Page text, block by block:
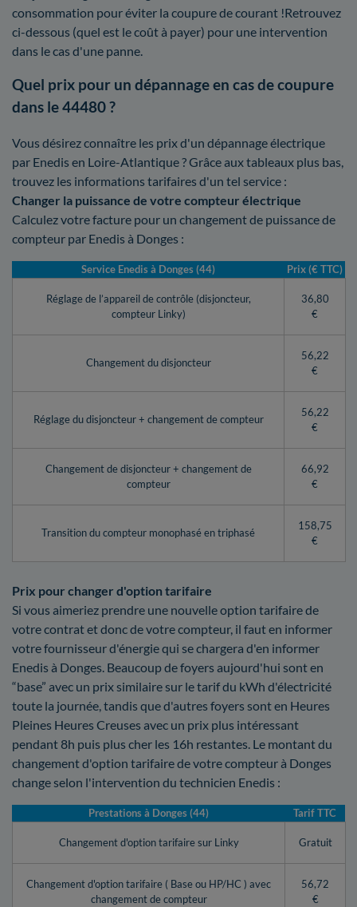
consommation pour éviter la coupure de courant !Retrouvez
ci-dessous (quel est le coût à payer) pour une intervention
dans le cas d'une panne.
Quel prix pour un dépannage en cas de coupure
dans le 44480 ?
Vous désirez connaître les prix d'un dépannage électrique
par Enedis en Loire-Atlantique ? Grâce aux tableaux plus bas,
trouvez les informations tarifaires d'un tel service :
Changer la puissance de votre compteur électrique
Calculez votre facture pour un changement de puissance de
compteur par Enedis à Donges :
Service Enedis à Donges (44) Prix (€ TTC)
Réglage de l’appareil de contrôle (disjoncteur,
compteur Linky)
36,80
€
Changement du disjoncteur
56,22
€
Réglage du disjoncteur + changement de compteur
56,22
€
Changement de disjoncteur + changement de
compteur
66,92
€
Transition du compteur monophasé en triphasé
158,75
€
Prix pour changer d'option tarifaire
Si vous aimeriez prendre une nouvelle option tarifaire de
votre contrat et donc de votre compteur, il faut en informer
votre fournisseur d'énergie qui se chargera d'en informer
Enedis à Donges. Beaucoup de foyers aujourd'hui sont en
“base” avec un prix similaire sur le tarif du kWh d'électricité
toute la journée, tandis que d'autres foyers sont en Heures
Pleines Heures Creuses avec un prix plus intéressant
pendant 8h puis plus cher les 16h restantes. Le montant du
changement d'option tarifaire de votre compteur à Donges
change selon l'intervention du technicien Enedis :
Prestations à Donges (44) Tarif TTC
Changement d'option tarifaire sur Linky Gratuit
Changement d'option tarifaire ( Base ou HP/HC ) avec
changement de compteur
56,72
€